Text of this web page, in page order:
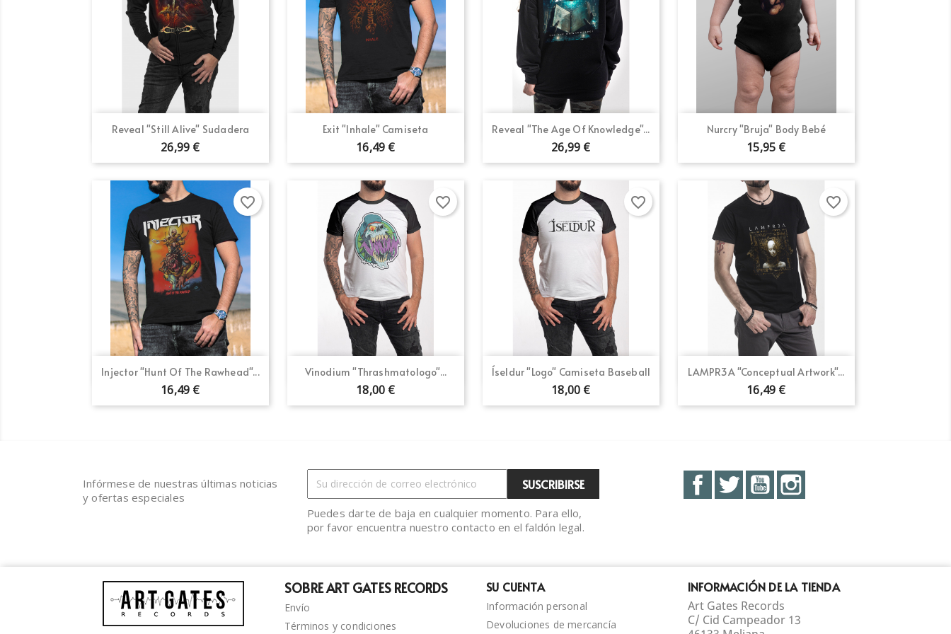
Reveal "Still Alive" Sudadera
26,99 €
Vista rápida Exit "Inhale" Camiseta
16,49 €
Vista rápida Reveal "The Age Of Knowledge"...
26,99 €
Vista rápida Nurcry "Bruja" Body Bebé
15,95 €
Vista rápida
Injector "Hunt Of The Rawhead"...
16,49 €
Vista rápida
favorite_border
Vinodium "Thrashmatologo"...
18,00 €
Vista rápida
favorite_border
Íseldur "Logo" Camiseta Baseball
18,00 €
Vista rápida
favorite_border
LAMPR3A "Conceptual Artwork"...
16,49 €
Vista rápida
favorite_border
Infórmese de nuestras últimas noticias
y ofertas especiales
Puedes darte de baja en cualquier momento. Para ello,
por favor encuentra nuestro contacto en el faldón legal.
FacebookTwitterYouTube
SOBRE ART GATES RECORDS
Envío
Términos y condiciones
SU CUENTA
Información personal
Devoluciones de mercancía
INFORMACIÓN DE LA TIENDA
Art Gates Records
C/ Cid Campeador 13